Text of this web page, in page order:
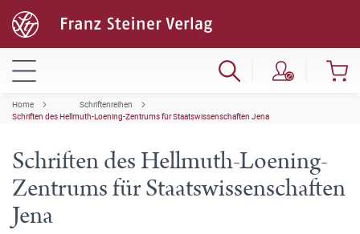
Home
Schriftenreihen
Schriften des Hellmuth-Loening-Zentrums für Staatswissenschaften Jena
Schriften des Hellmuth-Loening-
Zentrums für Staatswissenschaften
Jena